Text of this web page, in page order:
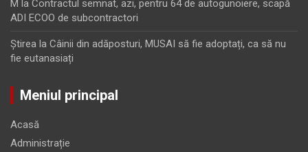
M la Contractul semnat, azi, pentru 64 de autogunoiere, scapă
ADI ECOO de subcontractori
Ştirea la Câinii din adăposturi, MUSAI să fie adoptați, ca să nu
fie eutanasiați
Meniul principal
Acasă
Administrație